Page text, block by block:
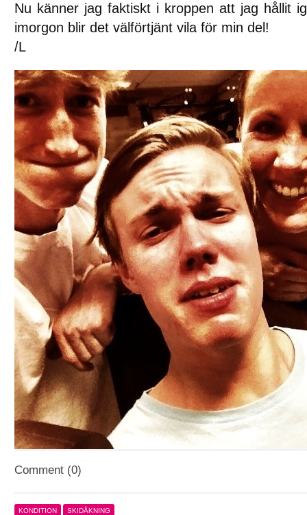
Nu känner jag faktiskt i kroppen att jag hållit
imorgon blir det välförtjänt vila för min del!
/L
Comment (0)
KONDITION SKIDÅKNING